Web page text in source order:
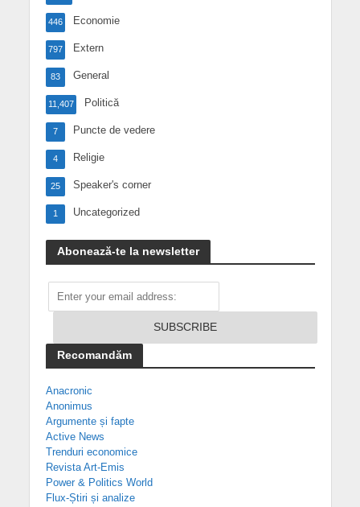
Economie
446
Extern
797
General
83
Politică
11,407
Puncte de vedere
7
Religie
4
Speaker's corner
25
Uncategorized
1
Abonează-te la newsletter
Recomandăm
Anacronic
Anonimus
Argumente și fapte
Active News
Trenduri economice
Revista Art-Emis
Power & Politics World
Flux-Știri și analize